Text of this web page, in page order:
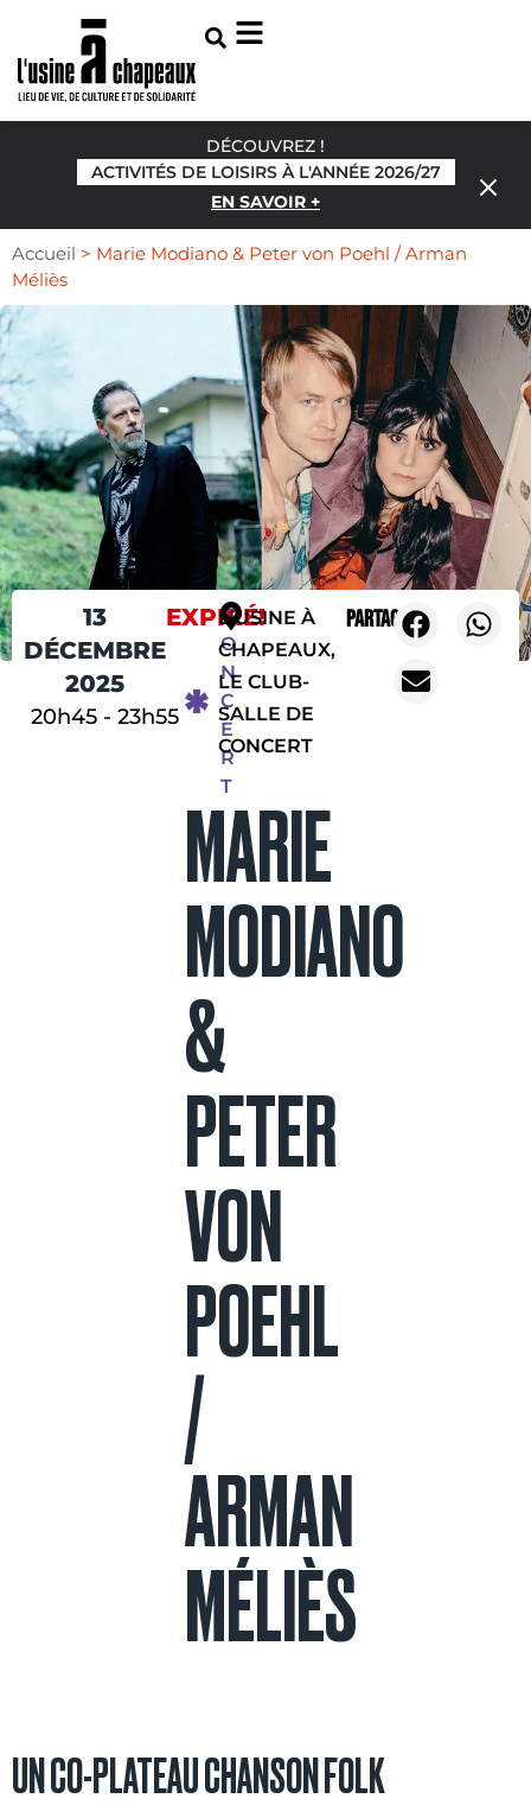
DÉCOUVREZ !
ACTIVITÉS DE LOISIRS À L'ANNÉE 2026/27
EN SAVOIR +
Accueil > Marie Modiano & Peter von Poehl / Arman
Méliès
13
DÉCEMBRE
2025
EXPIRÉ!
20h45- 23h55
C
O
N
C
E
R
T
L'USINE À
CHAPEAUX,
LE CLUB-
SALLE DE
CONCERT
MARIE
MODIANO
&
PETER
VON
POEHL
/
ARMAN
MÉLIÈS
Partager
UN CO-PLATEAU CHANSON FOLK